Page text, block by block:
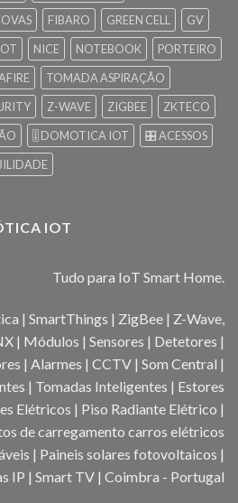
FIBARO GREEN CELL
GV
NICE NOTEBOOK
PORTEIRO
TOMADA ASPIRAÇÃO
Z-WAVE ZIGBEE
ZKTECO
🎚️ DOMOTICA IOT
🎛️ ACESSOS
IOT
Tudo para IoT Smart Home.
| SmartThings | ZigBee | Z-Wave,
| Módulos | Sensores | Detetores |
| Alarmes | CCTV | Som Central |
| Tomadas Inteligentes | Estores
Elétricos | Piso Radiante Elétrico |
de carregamento carros elétricos
| Paineis solares fotovoltaicos |
IP | Smart TV | Coimbra - Portugal